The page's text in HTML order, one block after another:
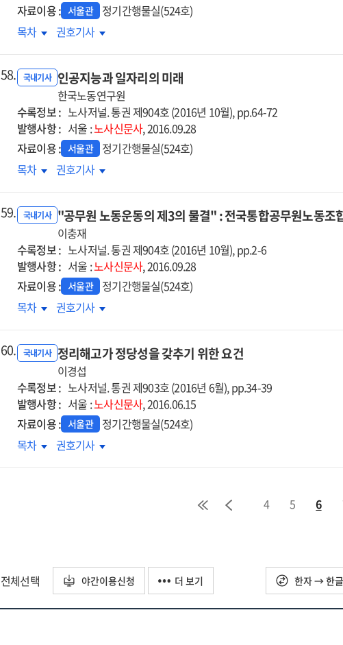
자료이용 : 서울관 정기간행물실(524호)
통상임금
판단
목차
통상임금
판단
권호기사
58. 국내기사 인공지능과 일자리의 미래
한국노동연구원
수록정보 : 노사저널. 통권 제904호 (2016년 10월), pp.64-72
발행사항 : 서울 :노사신문사, 2016.09.28
자료이용 : 서울관 정기간행물실(524호)
인공지능과
목차
인공지능과
권호기사
59. 국내기사 "공무원 노동운동의 제3의 물결" : 전국통합공무원노동조
이충재
수록정보 : 노사저널. 통권 제904호 (2016년 10월), pp.2-6
발행사항 : 서울 :노사신문사, 2016.09.28
자료이용 : 서울관 정기간행물실(524호)
"공무원
물결"
전국통합공무원노동조합
이충재
위원장
[인터뷰]
목차
"공무원
물결"
:
전국통합공무원노동조합
이충재
위원장
[인터뷰]
권호기사
60. 국내기사 정리해고가 정당성을 갖추기 위한 요건
이경섭
수록정보 : 노사저널. 통권 제903호 (2016년 6월), pp.34-39
발행사항 : 서울 :노사신문사, 2016.06.15
자료이용 : 서울관 정기간행물실(524호)
정리해고가
목차
정리해고가
권호기사
4 5 6
전체선택 야간이용신청 더 보기 한자 → 한글